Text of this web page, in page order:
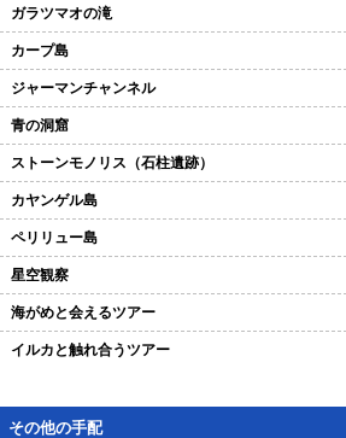
ガラツマオの滝
カープ島
ジャーマンチャンネル
青の洞窟
ストーンモノリス（石柱遺跡）
カヤンゲル島
ペリリュー島
星空観察
海がめと会えるツアー
イルカと触れ合うツアー
その他の手配